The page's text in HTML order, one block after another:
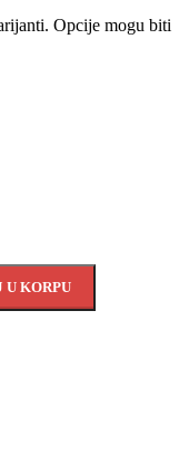
Opcije mogu biti
U KORPU